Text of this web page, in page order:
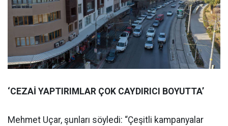
‘CEZAİ YAPTIRIMLAR ÇOK CAYDIRICI BOYUTTA’
Mehmet Uçar, şunları söyledi: “Çeşitli kampanyalar